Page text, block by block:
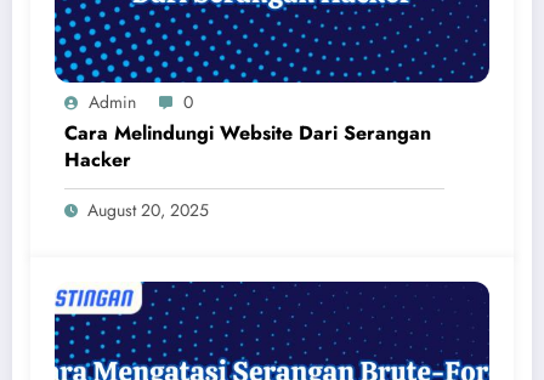
Admin 0
Cara Melindungi Website Dari Serangan
Hacker
August 20, 2025